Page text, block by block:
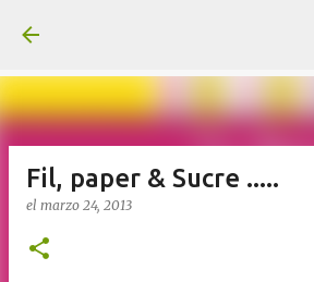
Fil, paper & Sucre .....
el marzo 24, 2013